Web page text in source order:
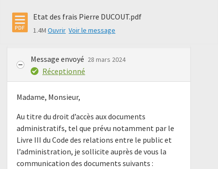
Etat des frais Pierre DUCOUT.pdf
1.4MOuvrir Voir le message
Message envoyé 28 mars 2024
Réceptionné
Madame, Monsieur,
Au titre du droit d’accès aux documents
administratifs, tel que prévu notamment par le
Livre III du Code des relations entre le public et
l’administration, je sollicite auprès de vous la
communication des documents suivants :